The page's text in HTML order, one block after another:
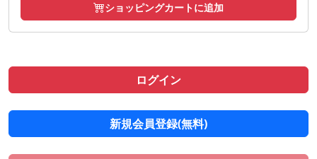
ショッピングカートに追加
ログイン
新規会員登録(無料)